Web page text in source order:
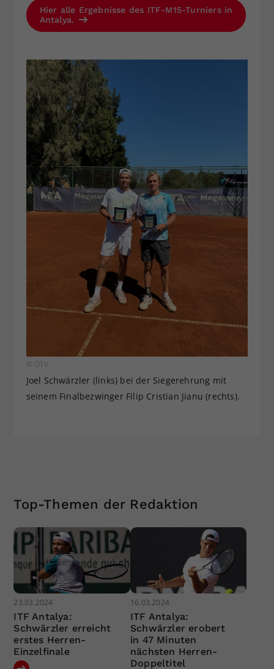
Hier alle Ergebnisse des ITF-M15-Turniers in
Antalya.
© ÖTV
Joel Schwärzler (links) bei der Siegerehrung mit
seinem Finalbezwinger Filip Cristian Jianu (rechts).
Top-Themen der Redaktion
23.03.2024
ITF Antalya:
Schwärzler erreicht
erstes Herren-
Einzelfinale
16.03.2024
ITF Antalya:
Schwärzler erobert
in 47 Minuten
nächsten Herren-
Doppeltitel